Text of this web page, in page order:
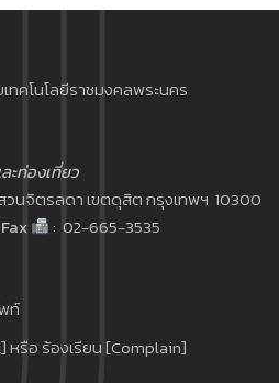
ทคโนโลยีราชมงคลพระนคร
ะท่องเที่ยว
นจิตรลดา เขตดุสิต กรุงเทพฯ 10300
Fax : 02-665-3535
ท์
หรือ ร้องเรียน [Complain]